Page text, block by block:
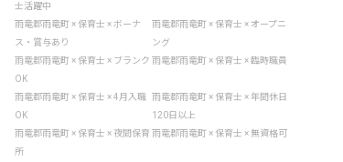
士活躍中
雨竜郡雨竜町 × 保育士 × ボーナ
ス・賞与あり
雨竜郡雨竜町 × 保育士 × オープニ
ング
雨竜郡雨竜町 × 保育士 × ブランク
OK
雨竜郡雨竜町 × 保育士 × 臨時職員
雨竜郡雨竜町 × 保育士 × 4月入職
OK
雨竜郡雨竜町 × 保育士 × 年間休日
120日以上
雨竜郡雨竜町 × 保育士 × 夜間保育
所
雨竜郡雨竜町 × 保育士 × 無資格可